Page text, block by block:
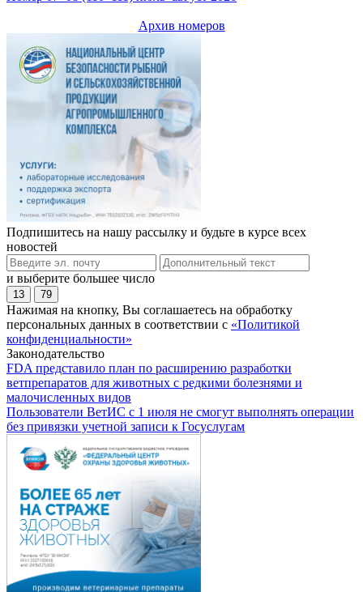
Архив номеров
Подпишитесь на нашу рассылку и будьте в курсе всех
новостей
и выберите большее число
13 79
Нажимая на кнопку, Вы соглашаетесь на обработку
персональных данных в соответствии с «Политикой
конфиденциальности»
Законодательство
FDA представило план по расширению разработки
ветпрепаратов для животных с редкими болезнями и
малочисленных видов
Пользователи ВетИС с 1 июля не смогут выполнять операции
без привязки учетной записи к Госуслугам